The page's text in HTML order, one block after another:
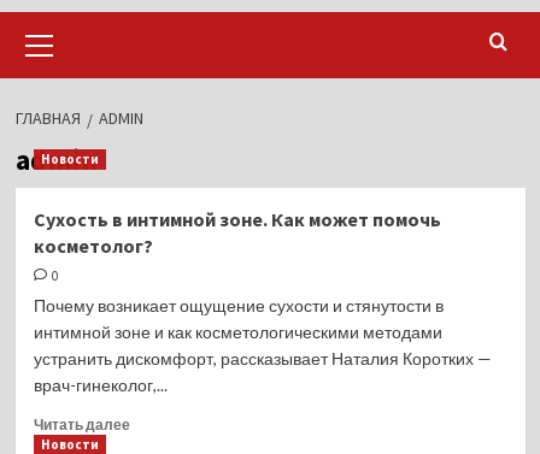
меню
ГЛАВНАЯ ADMIN
admin
Новости
Сухость в интимной зоне. Как может помочь
косметолог?
0
Почему возникает ощущение сухости и стянутости в
интимной зоне и как косметологическими методами
устранить дискомфорт, рассказывает Наталия Коротких —
врач-гинеколог,...
Читать далееПрочитать
Новости